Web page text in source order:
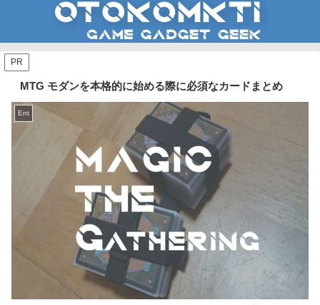
PR
MTG モダンを本格的に始める際に必須なカードまとめ
Ent